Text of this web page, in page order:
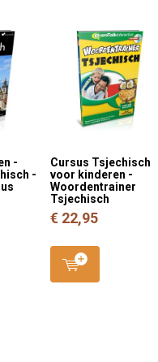
-
-
Cursus Tsjechisch
voor kinderen -
Woordentrainer
Tsjechisch
€ 22,95